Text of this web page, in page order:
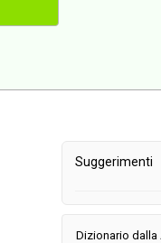
Suggerimenti
Dizionario dalla